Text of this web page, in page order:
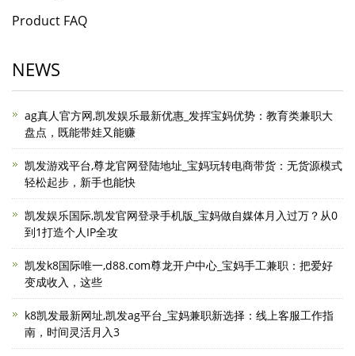
Product FAQ
NEWS
ag真人官方网,凯发娱乐最新优惠_发挥宝妈优势：教育类兼职大
盘点，既能带娃又能赚
凯发游戏平台,尊龙官网登陆地址_宝妈玩转电商带货：无货源模式
轻松起步，新手也能快
凯发娱乐国际,凯发官网登录手机版_宝妈做自媒体月入过万？从0
到1打造个人IP全攻
凯发k8国际唯一,d88.com尊龙开户中心_宝妈手工兼职：把爱好
变成收入，这些
k8凯发最新网址,凯发ag平台_宝妈兼职新选择：线上客服工作指
南，时间灵活月入3